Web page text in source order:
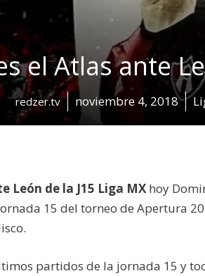
el Atlas ante
redzer.tv noviembre 4, 2018
León de la J15 Liga MX hoy
15 del torneo de Apertura
partidos de la jornada 15 y